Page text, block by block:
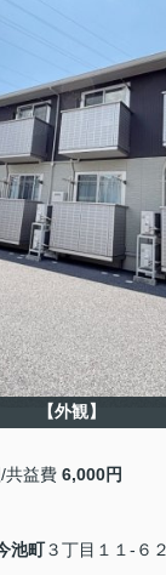
【外観】
益費 6,000円
池町３丁目１１-６